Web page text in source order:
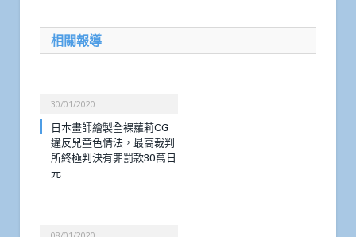
相關報導
30/01/2020
日本畫師繪製全裸蘿莉CG
違反兒童色情法，最高裁判
所終極判決有罪罰款30萬日
元